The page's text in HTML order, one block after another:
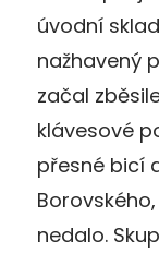
úvodní
nažhavený
začal
klávesové
přesné bicí
nedalo.